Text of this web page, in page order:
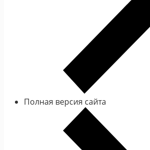
Полная версия сайта